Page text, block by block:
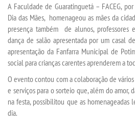
TRANSFERÊNCIA
SEGUNDA GRADUAÇÃO
MATRÍCULA
A Faculdade de Guaratinguetá – FACEG,
Dia das Mães, homenageou as mães da
presença também de alunos, professores
dança de salão apresentada por um casal
apresentação da Fanfarra Municipal de
social para crianças carentes aprenderem a
O evento contou com a colaboração de
e serviços para o sorteio que, além do amor,
na festa, possibilitou que as homenageadas
dia.